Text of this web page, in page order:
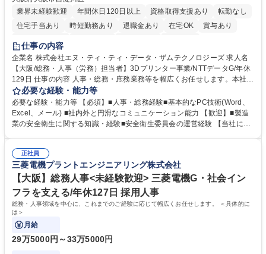
業界未経験歓迎
年間休日120日以上 資格取得支援あり
転勤なし
住宅手当あり
時短勤務あり 退職金あり 在宅OK
賞与あり
完全週休2日制
仕事の内容
企業名 株式会社エヌ・ティ・ティ・データ・ザムテクノロジーズ 求人名
【大阪/総務・人事（労務）担当者】3Dプリンター事業/NTTデータG/年休
129日 仕事の内容 人事・総務・庶務業務等を幅広くお任せします。本社コ
ーポレート部門と連携しながら、決められた業務だけではなく、社員や現
場を支えるバックオフィス担当として状況に応じて柔軟に対応いただくこ
とを期待します。 【詳細】■入退社手続き、社員情報管理■入社時オリエ
ンテーションの実施■勤怠・各種申請内容の確認■採用業務のサポート■来
生に関する業務等■健康診断、産業医面談、休職・復職手続き等の労務サ
ポート■社内ルールの運用・各種社内案内■その他、拠点運営に関わる管理
部門業務 募集職種 【大阪/総務・人事（労務）担当者】3Dプリンター事
業/NTTデータG/年休129日
必要な経験・能力等
必要な経験・能力等 【必須】■人事・総務経験■基本的なPC技術(Word、
Excel、メール) ■社内外と円滑なコミュニケーション能力 【歓迎】■製造
業の安全衛生に関する知識・経験■安全衛生委員会の運営経験 【当社につ
アが磨けます。 ◎NTTデータグループであり福利厚生は充実しているとと
もに、働き方改革も推進しています。 学歴・資格 学歴：大学院 大学 高専
短大 専修学校 語学力： 資格：
正社員
三菱電機プラントエンジニアリング株式会社
【大阪】総務人事<未経験歓迎> 三菱電機G・社会イン
フラを支える/年休127日 採用人事
総務・人事領域を中心に、これまでのご経験に応じて幅広くお任せします。 ＜具体的に
は＞
月給
29万5000円～33万5000円